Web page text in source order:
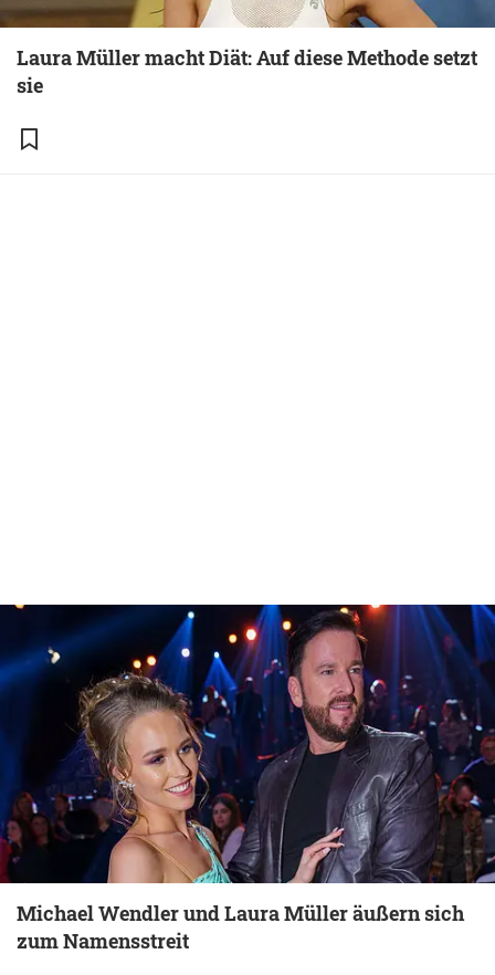
Laura Müller macht Diät: Auf diese Methode setzt
sie
Michael Wendler und Laura Müller äußern sich
zum Namensstreit